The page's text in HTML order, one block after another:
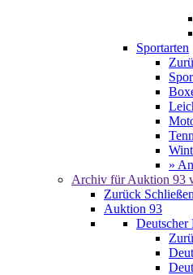
Sportarten
»
Archiv für Auktion 93
Zurück Schließen
Auktion 93